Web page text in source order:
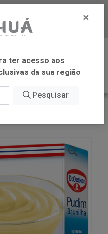
Baixe já nosso APP
0
×
ter acesso aos
da sua região
Pesquisar